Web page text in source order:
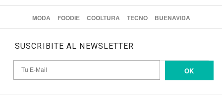
MODA FOODIE COOLTURA TECNO BUENAVIDA
SUSCRIBITE AL NEWSLETTER
OK